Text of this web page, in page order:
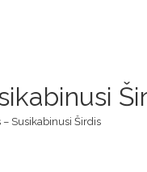
– Susikabinusi Širdis